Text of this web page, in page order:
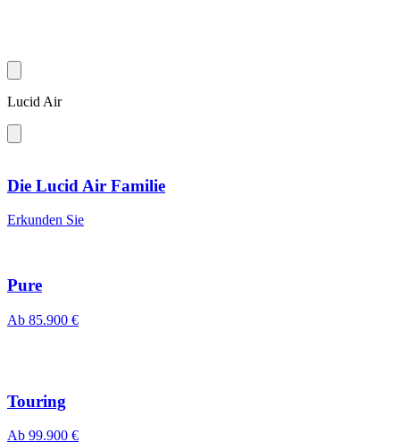
Lucid Air
Die Lucid Air Familie
Erkunden Sie
Pure
Ab 85.900 €
Touring
Ab 99.900 €